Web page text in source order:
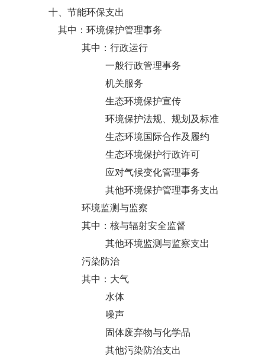
十、节能环保支出
其中：环境保护管理事务
其中：行政运行
一般行政管理事务
机关服务
生态环境保护宣传
环境保护法规、规划及标准
生态环境国际合作及履约
生态环境保护行政许可
应对气候变化管理事务
其他环境保护管理事务支出
环境监测与监察
其中：核与辐射安全监督
其他环境监测与监察支出
污染防治
其中：大气
水体
噪声
固体废弃物与化学品
其他污染防治支出